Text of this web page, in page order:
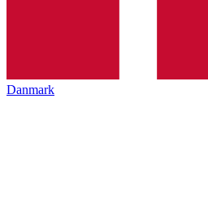
Danmark